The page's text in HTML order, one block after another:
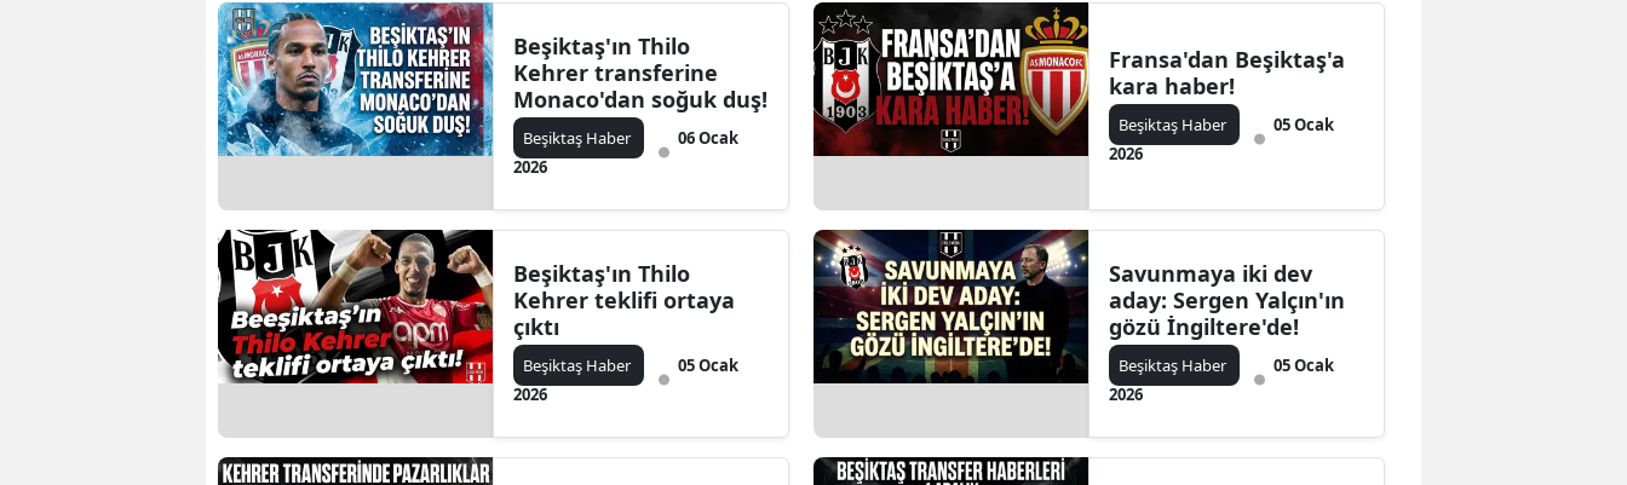
Beşiktaş'ın Thilo
Kehrer transferine
Monaco'dan soğuk duş!
Beşiktaş Haber
06 Ocak
2026
Fransa'dan Beşiktaş'a
kara haber!
Beşiktaş Haber
05 Ocak
2026
Beşiktaş'ın Thilo
Kehrer teklifi ortaya
çıktı
Beşiktaş Haber
05 Ocak
2026
Savunmaya iki dev
aday: Sergen Yalçın'ın
gözü İngiltere'de!
Beşiktaş Haber
05 Ocak
2026